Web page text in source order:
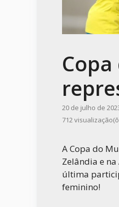
20 de julho de
712
A Copa do
Zelândia e
última
feminino!